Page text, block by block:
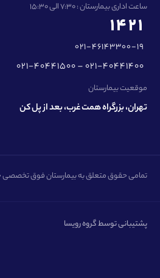
ساعت اداری بیمارستان : 7:30 الی 15:30
1421
021-46143300-19
021-40441500 – 021-40441400
موقعیت بیمارستان
تهران، بزرگراه همت غرب، بعد از پل کن
تمامی حقوق متعلق به بیمارستان فوق
پشتیبانی توسط گروه رویسا